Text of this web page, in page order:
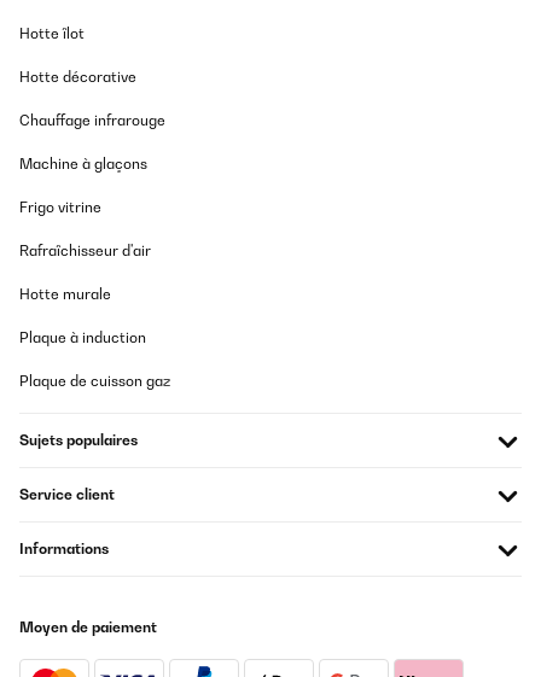
Schnelle Abwicklung, Top Qualität - kann ich nur Empfehlen!
Hotte îlot
Hotte décorative
Chauffage infrarouge
Machine à glaçons
Frigo vitrine
Rafraîchisseur d'air
Hotte murale
Plaque à induction
Plaque de cuisson gaz
Sujets populaires
Service client
Informations
Moyen de paiement